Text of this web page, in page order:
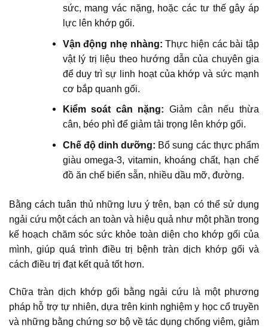
sức, mang vác nặng, hoặc các tư thế gây áp
lực lên khớp gối.
Vận động nhẹ nhàng: Thực hiện các bài tập
vật lý trị liệu theo hướng dẫn của chuyên gia
để duy trì sự linh hoạt của khớp và sức mạnh
cơ bắp quanh gối.
Kiểm soát cân nặng: Giảm cân nếu thừa
cân, béo phì để giảm tải trọng lên khớp gối.
Chế độ dinh dưỡng: Bổ sung các thực phẩm
giàu omega-3, vitamin, khoáng chất, hạn chế
đồ ăn chế biến sẵn, nhiều dầu mỡ, đường.
Bằng cách tuân thủ những lưu ý trên, bạn có thể sử dụng
ngải cứu một cách an toàn và hiệu quả như một phần trong
kế hoạch chăm sóc sức khỏe toàn diện cho khớp gối của
mình, giúp quá trình điều trị bệnh tràn dịch khớp gối và
cách điều trị đạt kết quả tốt hơn.
Chữa tràn dịch khớp gối bằng ngải cứu là một phương
pháp hỗ trợ tự nhiên, dựa trên kinh nghiệm y học cổ truyền
và những bằng chứng sơ bộ về tác dụng chống viêm, giảm